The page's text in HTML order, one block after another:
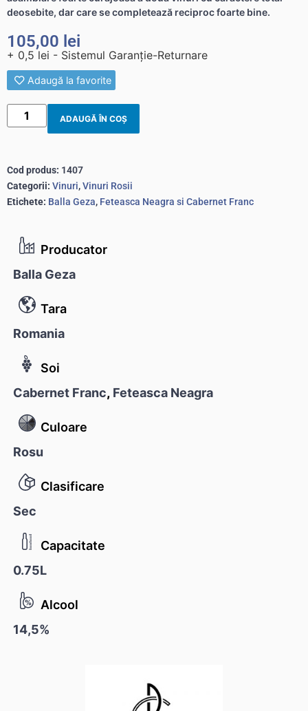
Producator
Balla Geza
Tara
Romania
Soi
Cabernet Franc, Feteasca Neagra
Culoare
Rosu
Clasificare
Sec
Capacitate
0.75L
Alcool
14,5%
deosebite, dar care se completează reciproc foarte bine.
105,00 lei
+ 0,5 lei - Sistemul Garanție-Returnare
Adaugă la favorite
ADAUGĂ ÎN COȘ
Cod produs: 1407
Categorii: Vinuri,Vinuri Rosii
Etichete: Balla Geza, Feteasca Neagra si Cabernet Franc